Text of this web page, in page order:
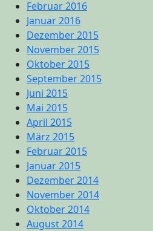
Februar 2016
Januar 2016
Dezember 2015
November 2015
Oktober 2015
September 2015
Juni 2015
Mai 2015
April 2015
März 2015
Februar 2015
Januar 2015
Dezember 2014
November 2014
Oktober 2014
August 2014